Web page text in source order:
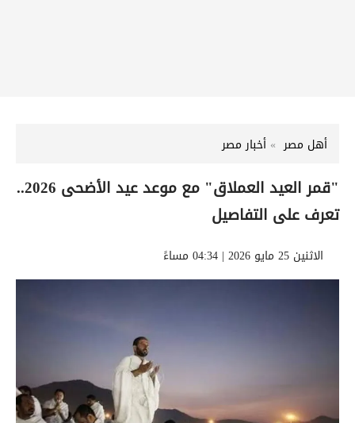
أهل مصر أخبار مصر
"قمر العيد العملاق" مع موعد عيد الأضحى 2026..
تعرف على التفاصيل
الاثنين 25 مايو 2026 | 04:34 مساءً